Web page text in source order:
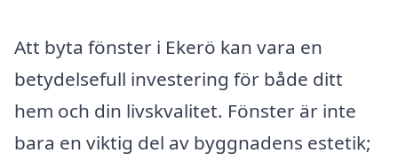
Att byta fönster i Ekerö kan vara en
betydelsefull investering för både ditt
hem och din livskvalitet. Fönster är inte
bara en viktig del av byggnadens estetik;